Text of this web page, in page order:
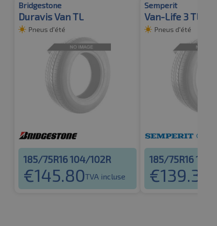
Bridgestone
Duravis Van TL
Pneus d'été
185/75R16 104/102R
€145.80TVA incluse
Semperit
Van-Life 3 TL
Pneus d'été
185/75R16
€139.31